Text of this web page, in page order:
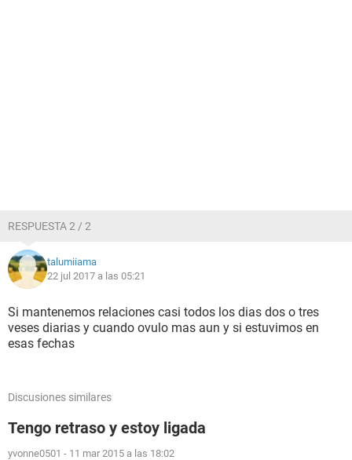
RESPUESTA 2 / 2
talumiiama
22 jul 2017 a las 05:21
Si mantenemos relaciones casi todos los dias dos o tres
veses diarias y cuando ovulo mas aun y si estuvimos en
esas fechas
Discusiones similares
Tengo retraso y estoy ligada
yvonne0501 - 11 mar 2015 a las 18:02